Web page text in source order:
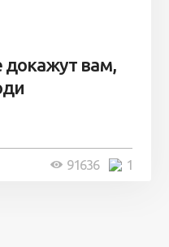
докажут вам,
1
91636